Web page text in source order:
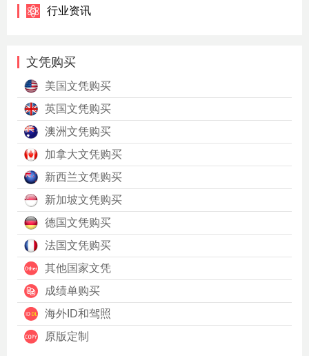
行业资讯
文凭购买
美国文凭购买
英国文凭购买
澳洲文凭购买
加拿大文凭购买
新西兰文凭购买
新加坡文凭购买
德国文凭购买
法国文凭购买
其他国家文凭
成绩单购买
海外ID和驾照
原版定制